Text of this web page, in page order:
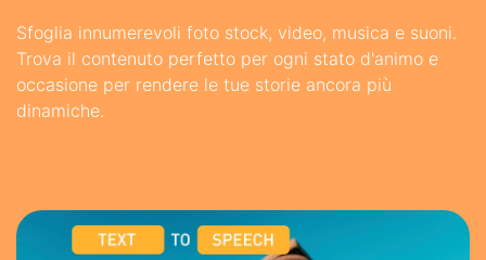
Sfoglia innumerevoli foto stock, video, musica e suoni.
Trova il contenuto perfetto per ogni stato d'animo e
occasione per rendere le tue storie ancora più
dinamiche.